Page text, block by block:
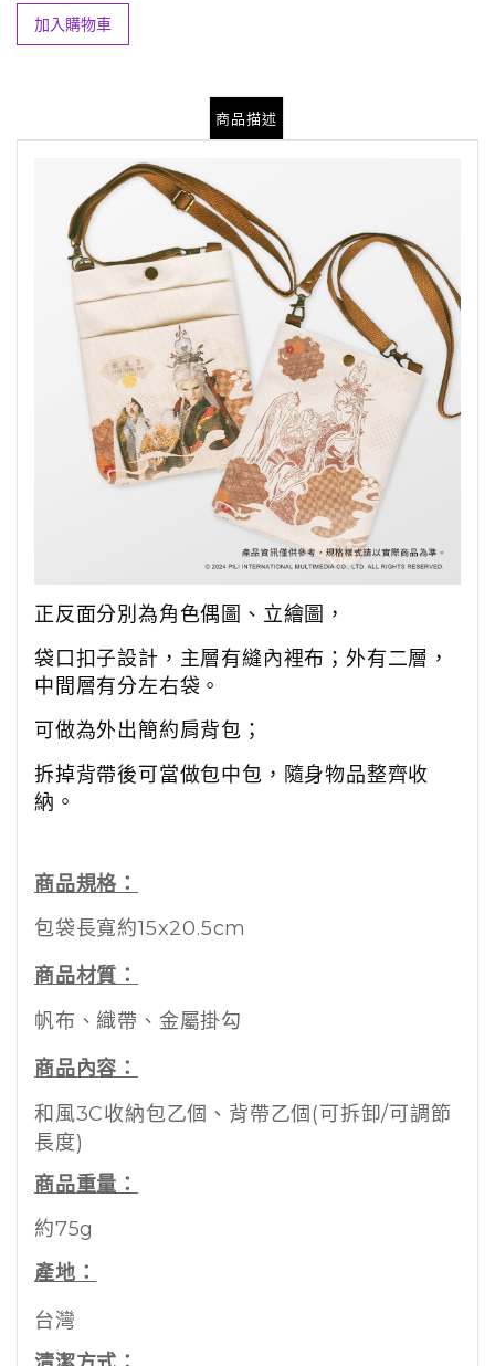
加入購物車
商品描述
正反面分別為角色偶圖、立繪圖，
袋口扣子設計，主層有縫內裡布；外有二層，
中間層有分左右袋。
可做為外出簡約肩背包；
拆掉背帶後可當做包中包，隨身物品整齊收
納。
商品規格：
包袋長寬約15x20.5cm
商品材質：
帆布、織帶、金屬掛勾
商品內容：
和風3C收納包乙個、背帶乙個(可拆卸/可調節
長度)
商品重量：
約75g
產地：
台灣